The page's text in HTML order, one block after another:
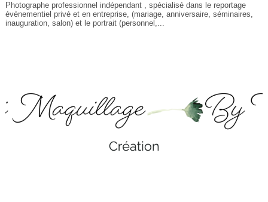
Photographe professionnel indépendant , spécialisé dans le reportage
évènementiel privé et en entreprise, (mariage, anniversaire, séminaires,
inauguration, salon) et le portrait (personnel,...